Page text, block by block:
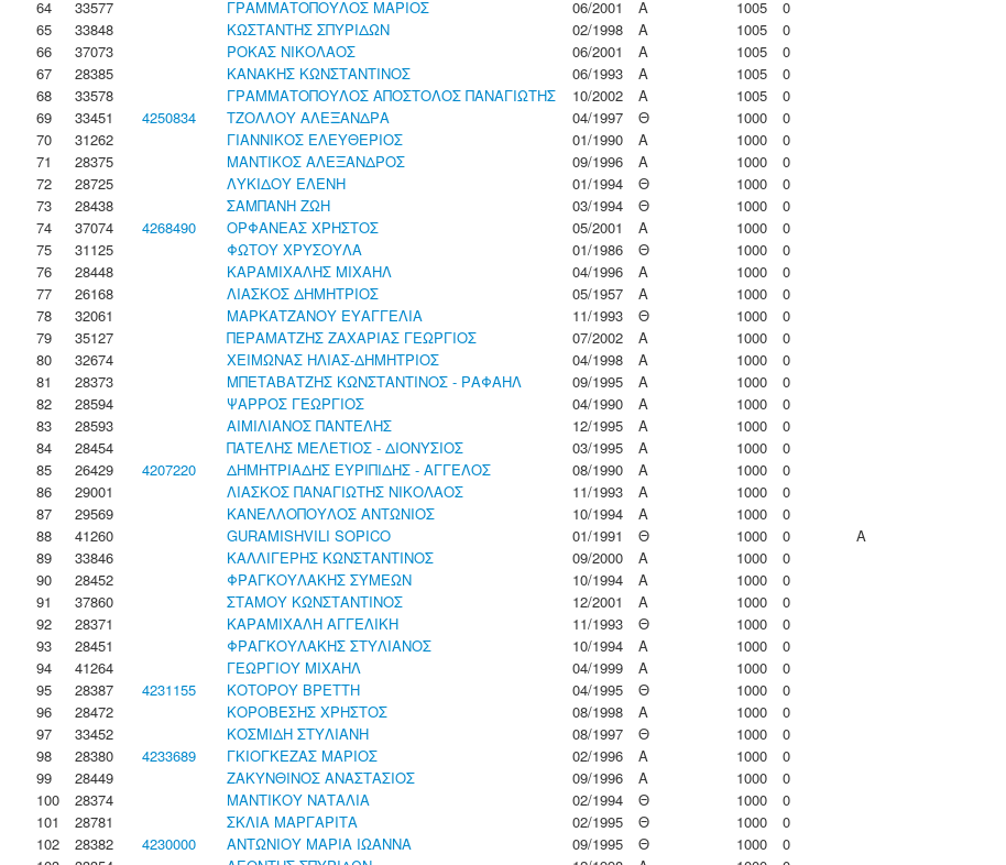
64
33577 ΓΡΑΜΜΑΤΟΠΟΥΛΟΣ ΜΑΡΙΟΣ 06/2001 Α 1005
0
65
33848 ΚΩΣΤΑΝΤΗΣ ΣΠΥΡΙΔΩΝ 02/1998 Α 1005
0
66
37073 ΡΟΚΑΣ ΝΙΚΟΛΑΟΣ 06/2001 Α 1005
0
67
28385 ΚΑΝΑΚΗΣ ΚΩΝΣΤΑΝΤΙΝΟΣ 06/1993 Α 1005
0
68
33578 ΓΡΑΜΜΑΤΟΠΟΥΛΟΣ ΑΠΟΣΤΟΛΟΣ ΠΑΝΑΓΙΩΤΗΣ 10/2002 Α 1005
0
69
33451 4250834 ΤΖΟΛΛΟΥ ΑΛΕΞΑΝΔΡΑ 04/1997 Θ 1000
0
70
31262 ΓΙΑΝΝΙΚΟΣ ΕΛΕΥΘΕΡΙΟΣ 01/1990 Α 1000
0
71
28375 ΜΑΝΤΙΚΟΣ ΑΛΕΞΑΝΔΡΟΣ 09/1996 Α 1000
0
72
28725 ΛΥΚΙΔΟΥ ΕΛΕΝΗ 01/1994 Θ 1000
0
73
28438 ΣΑΜΠΑΝΗ ΖΩΗ 03/1994 Θ 1000
0
74
37074 4268490 ΟΡΦΑΝΕΑΣ ΧΡΗΣΤΟΣ 05/2001 Α 1000
0
75
31125 ΦΩΤΟΥ ΧΡΥΣΟΥΛΑ 01/1986 Θ 1000
0
76
28448 ΚΑΡΑΜΙΧΑΛΗΣ ΜΙΧΑΗΛ 04/1996 Α 1000
0
77
26168 ΛΙΑΣΚΟΣ ΔΗΜΗΤΡΙΟΣ 05/1957 Α 1000
0
78
32061 ΜΑΡΚΑΤΖΑΝΟΥ ΕΥΑΓΓΕΛΙΑ 11/1993 Θ 1000
0
79
35127 ΠΕΡΑΜΑΤΖΗΣ ΖΑΧΑΡΙΑΣ ΓΕΩΡΓΙΟΣ 07/2002 Α 1000
0
80
32674 ΧΕΙΜΩΝΑΣ ΗΛΙΑΣ-ΔΗΜΗΤΡΙΟΣ 04/1998 Α 1000
0
81
28373 ΜΠΕΤΑΒΑΤΖΗΣ ΚΩΝΣΤΑΝΤΙΝΟΣ - ΡΑΦΑΗΛ 09/1995 Α 1000
0
82
28594 ΨΑΡΡΟΣ ΓΕΩΡΓΙΟΣ 04/1990 Α 1000
0
83
28593 ΑΙΜΙΛΙΑΝΟΣ ΠΑΝΤΕΛΗΣ 12/1995 Α 1000
0
84
28454 ΠΑΤΕΛΗΣ ΜΕΛΕΤΙΟΣ - ΔΙΟΝΥΣΙΟΣ 03/1995 Α 1000
0
85
26429 4207220 ΔΗΜΗΤΡΙΑΔΗΣ ΕΥΡΙΠΙΔΗΣ - ΑΓΓΕΛΟΣ 08/1990 Α 1000
0
86
29001 ΛΙΑΣΚΟΣ ΠΑΝΑΓΙΩΤΗΣ ΝΙΚΟΛΑΟΣ 11/1993 Α 1000
0
87
29569 ΚΑΝΕΛΛΟΠΟΥΛΟΣ ΑΝΤΩΝΙΟΣ 10/1994 Α 1000
0
88
41260 GURAMISHVILI SOPICO 01/1991 Θ 1000 0
A
89
33846 ΚΑΛΛΙΓΕΡΗΣ ΚΩΝΣΤΑΝΤΙΝΟΣ 09/2000 Α 1000
0
90
28452 ΦΡΑΓΚΟΥΛΑΚΗΣ ΣΥΜΕΩΝ 10/1994 Α 1000
0
91
37860 ΣΤΑΜΟΥ ΚΩΝΣΤΑΝΤΙΝΟΣ 12/2001 Α 1000
0
92
28371 ΚΑΡΑΜΙΧΑΛΗ ΑΓΓΕΛΙΚΗ 11/1993 Θ 1000
0
93
28451 ΦΡΑΓΚΟΥΛΑΚΗΣ ΣΤΥΛΙΑΝΟΣ 10/1994 Α 1000
0
94
41264 ΓΕΩΡΓΙΟΥ ΜΙΧΑΗΛ 04/1999 Α 1000
0
95
28387 4231155 ΚΟΤΟΡΟΥ ΒΡΕΤΤΗ 04/1995 Θ 1000
0
96
28472 ΚΟΡΟΒΕΣΗΣ ΧΡΗΣΤΟΣ 08/1998 Α 1000
0
97
33452 ΚΟΣΜΙΔΗ ΣΤΥΛΙΑΝΗ 08/1997 Θ 1000
0
98
28380 4233689 ΓΚΙΟΓΚΕΖΑΣ ΜΑΡΙΟΣ 02/1996 Α 1000
0
99
28449 ΖΑΚΥΝΘΙΝΟΣ ΑΝΑΣΤΑΣΙΟΣ 09/1996 Α 1000
0
100
28374 ΜΑΝΤΙΚΟΥ ΝΑΤΑΛΙΑ 02/1994 Θ 1000
0
101
28781 ΣΚΛΙΑ ΜΑΡΓΑΡΙΤΑ 02/1995 Θ 1000
0
102
28382 4230000 ΑΝΤΩΝΙΟΥ ΜΑΡΙΑ ΙΩΑΝΝΑ 09/1995 Θ 1000
0